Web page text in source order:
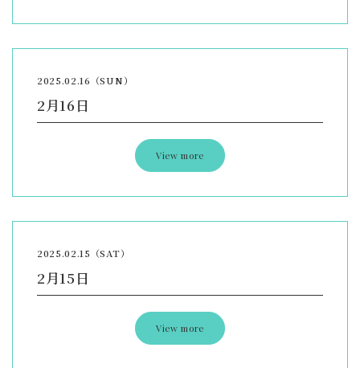
2025.02.16（SUN）
2月16日
View more
2025.02.15（SAT）
2月15日
View more